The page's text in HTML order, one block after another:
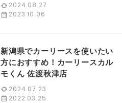
2024.08.27
2023.10.06
新潟県でカーリースを使いたい
方におすすめ！カーリースカル
モくん 佐渡秋津店
2024.07.23
2022.03.25